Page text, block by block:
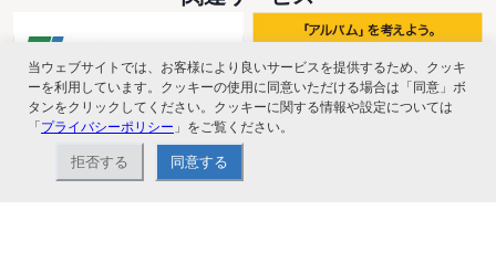
当ウェブサイトでは、お客様により良いサービスを提供するため、クッキ
ーを利用しています。クッキーの使用に同意いただける場合は「同意」ボ
タンをクリックしてください。クッキーに関する情報や設定については
「プライバシーポリシー 」をご覧ください。
拒否する 同意する